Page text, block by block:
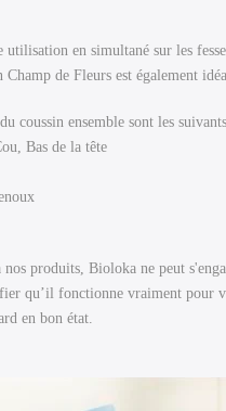
utilisation en simultané sur les
de Fleurs est également
coussin ensemble sont les
Bas de la tête
produits, Bioloka ne peut
qu’il fonctionne vraiment
en bon état.